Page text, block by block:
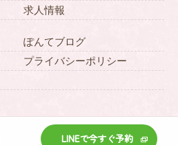
求人情報
ぽんてブログ
プライバシーポリシー
LINEで今すぐ予約